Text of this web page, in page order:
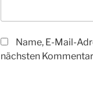
Name, E-Mail-
nächsten